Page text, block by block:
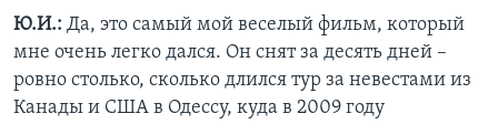
Ю.И.: Да, это самый мой веселый фильм, который
мне очень легко дался. Он снят за десять дней –
ровно столько, сколько длился тур за невестами из
Канады и США в Одессу, куда в 2009 году